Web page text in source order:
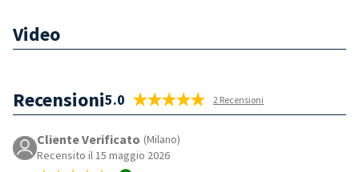
Video
Recensioni5.0 2 Recensioni
Cliente Verificato (Milano)
Recensito il 15 maggio 2026